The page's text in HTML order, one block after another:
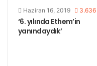
Haziran 16, 2019 3.636
‘6. yılında Ethem’in
yanındaydık’